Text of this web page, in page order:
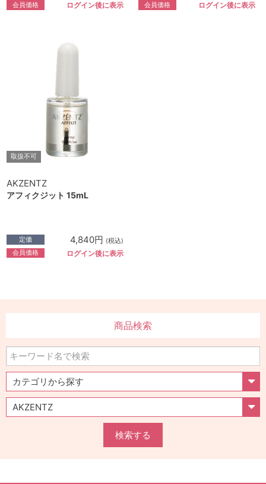
会員価格 ログイン後に表示 会員価格 ログイン後に表示
取扱不可
AKZENTZ
アフィクジット 15mL
定価 4,840円 (税込)
会員価格 ログイン後に表示
商品検索
検索する